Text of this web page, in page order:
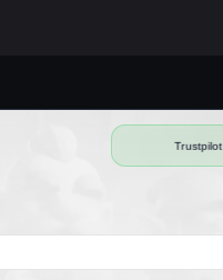
Trustpilot